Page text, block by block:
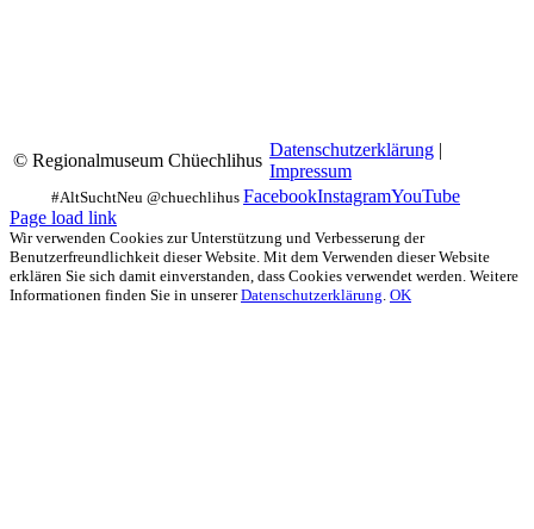
© Regionalmuseum Chüechlihus
Datenschutzerklärung |
Impressum
FacebookInstagramYouTube
Page load link
Wir verwenden Cookies zur Unterstützung und Verbesserung der
Benutzerfreundlichkeit dieser Website. Mit dem Verwenden dieser Website
erklären Sie sich damit einverstanden, dass Cookies verwendet werden. Weitere
Informationen finden Sie in unsererDatenschutzerklärung OK